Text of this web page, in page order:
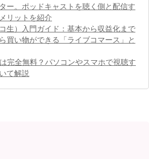
ー。ポッドキャストを聴く側と配信す
リットを紹介
生）入門ガイド：基本から収益化まで
買い物ができる「ライブコマース」と
完全無料？パソコンやスマホで視聴す
て解説